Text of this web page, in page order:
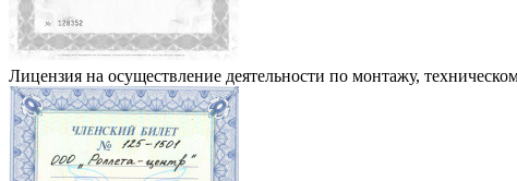
Лицензия на осуществление деятельности по монтажу,